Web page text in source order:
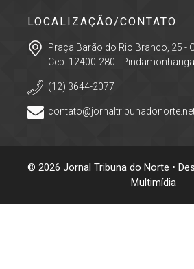
LOCALIZAÇÃO/CONTATO
Praça Barão do Rio Branco, 25 -
Cep: 12400-280 -
(12) 3644-2077
© 2026 Jornal Tribuna do Norte •
Multimídia